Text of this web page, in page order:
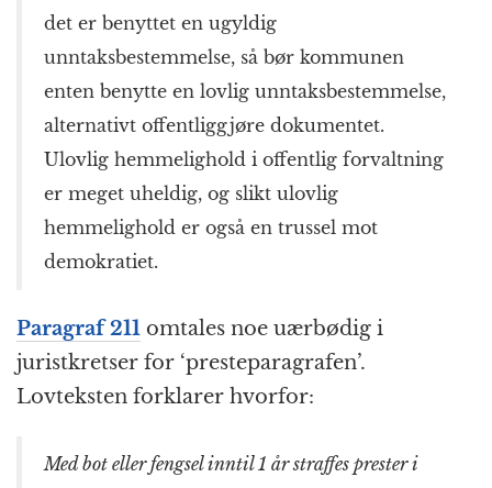
det er benyttet en ugyldig
unntaksbestemmelse, så bør kommunen
enten benytte en lovlig unntaksbestemmelse,
alternativt offentliggjøre dokumentet.
Ulovlig hemmelighold i offentlig forvaltning
er meget uheldig, og slikt ulovlig
hemmelighold er også en trussel mot
demokratiet.
Paragraf 211 omtales noe uærbødig i
juristkretser for ‘presteparagrafen’.
Lovteksten forklarer hvorfor:
Med bot eller fengsel inntil 1 år straffes prester i